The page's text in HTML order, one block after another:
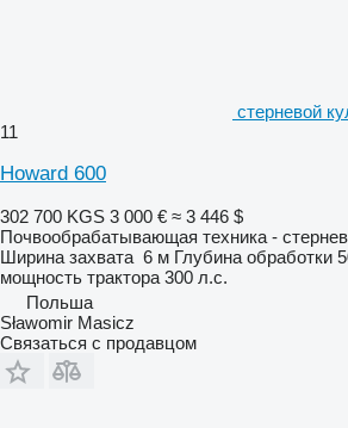
стерневой
11
Howard 600
302 700 KGS 3 000 € ≈ 3 446 $
Почвообрабатывающая техника -
Ширина захвата 6 м Глубина обработки
мощность трактора 300 л.с.
Польша
Sławomir Masicz
Связаться с продавцом